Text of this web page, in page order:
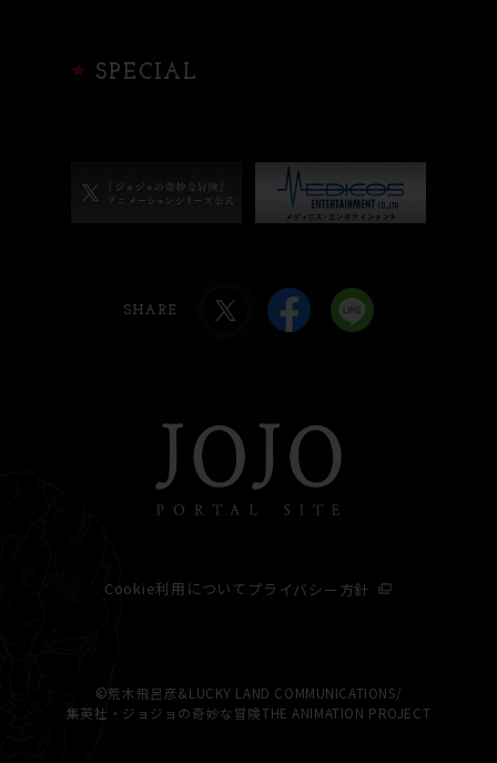
SPECIAL
SHARE
Cookie利用について プライバシー方針
©荒木飛呂彦&LUCKY LAND COMMUNICATIONS/
集英社・ジョジョの奇妙な冒険THE ANIMATION PROJECT